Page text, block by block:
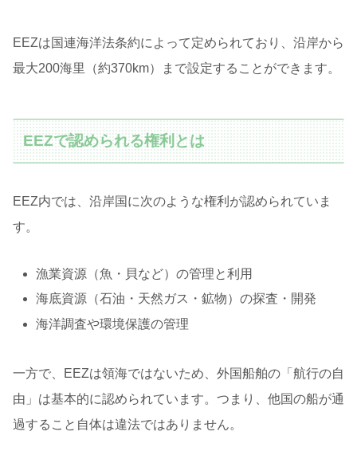
EEZは国連海洋法条約によって定められており、沿岸から
最大200海里（約370km）まで設定することができます。
EEZで認められる権利とは
EEZ内では、沿岸国に次のような権利が認められていま
す。
漁業資源（魚・貝など）の管理と利用
海底資源（石油・天然ガス・鉱物）の探査・開発
海洋調査や環境保護の管理
一方で、EEZは領海ではないため、外国船舶の「航行の自
由」は基本的に認められています。つまり、他国の船が通
過すること自体は違法ではありません。